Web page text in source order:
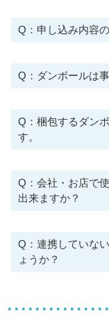
Q：申し込み内容
Q：ダンボールは
Q：梱包するダン
す。
Q：会社・お店で
出来ますか？
Q：連携していな
ょうか？